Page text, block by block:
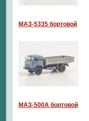
МАЗ-5335 бортовой
МАЗ-500А бортовой